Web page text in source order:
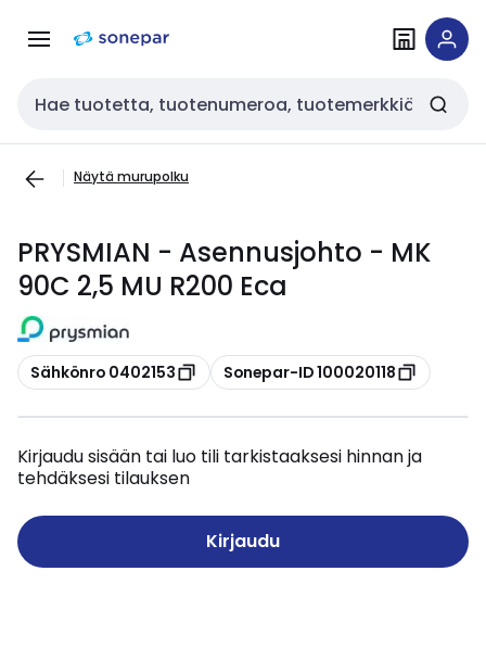
navigointiinsisältöön
Haku
Näytä murupolku
PRYSMIAN - Asennusjohto - MK
90C 2,5 MU R200 Eca
Kopioi
Sähkönro 0402153 Kopioi
Sonepar-ID 100020118
Kirjaudu sisään tai luo tili tarkistaaksesi hinnan ja
tehdäksesi tilauksen
Kirjaudu